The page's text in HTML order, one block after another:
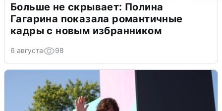
Больше не скрывает: Полина
Гагарина показала романтичные
кадры с новым избранником
6 августа 98